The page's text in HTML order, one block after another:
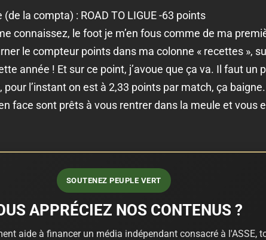
la compta) : ROAD TO LIGUE -63 points
connaissez, le foot je m’en fous comme de ma
le compteur points dans ma colonne « recettes »,
année ! Et sur ce point, j’avoue que ça va. Il faut un
l’instant on est à 2,33 points par match, ça
face sont prêts à vous rentrer dans la meule et vous
SOUTENEZ PEUPLE VERT
APPRÉCIEZ NOS CONTENUS ?
aide à financer un média indépendant consacré à l'ASSE,